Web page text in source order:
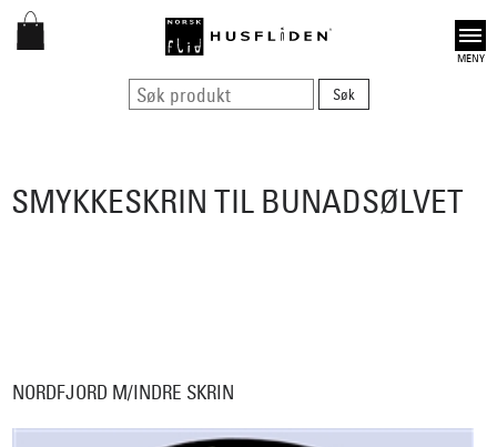
Open
SMYKKESKRIN TIL BUNADSØLVET
NORDFJORD M/INDRE SKRIN